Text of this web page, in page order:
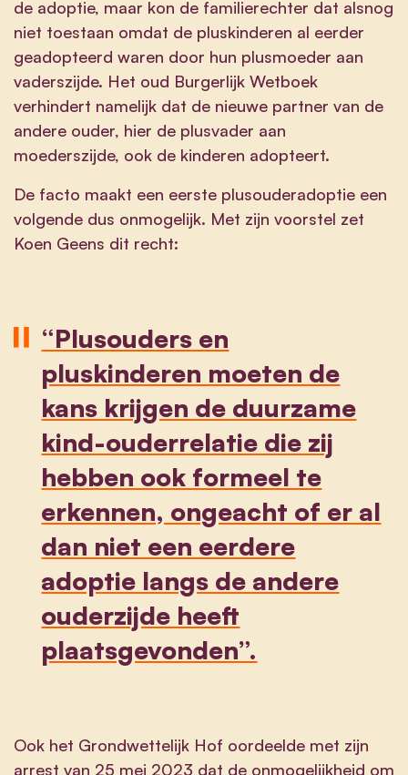
de adoptie, maar kon de familierechter dat alsnog
niet toestaan omdat de pluskinderen al eerder
geadopteerd waren door hun plusmoeder aan
vaderszijde. Het oud Burgerlijk Wetboek
verhindert namelijk dat de nieuwe partner van de
andere ouder, hier de plusvader aan
moederszijde, ook de kinderen adopteert.
De facto maakt een eerste plusouderadoptie een
volgende dus onmogelijk. Met zijn voorstel zet
Koen Geens dit recht:
“Plusouders en
pluskinderen moeten de
kans krijgen de duurzame
kind-ouderrelatie die zij
hebben ook formeel te
erkennen, ongeacht of er al
dan niet een eerdere
adoptie langs de andere
ouderzijde heeft
plaatsgevonden”.
Ook het Grondwettelijk Hof oordeelde met zijn
arrest van 25 mei 2023 dat de onmogelijkheid om